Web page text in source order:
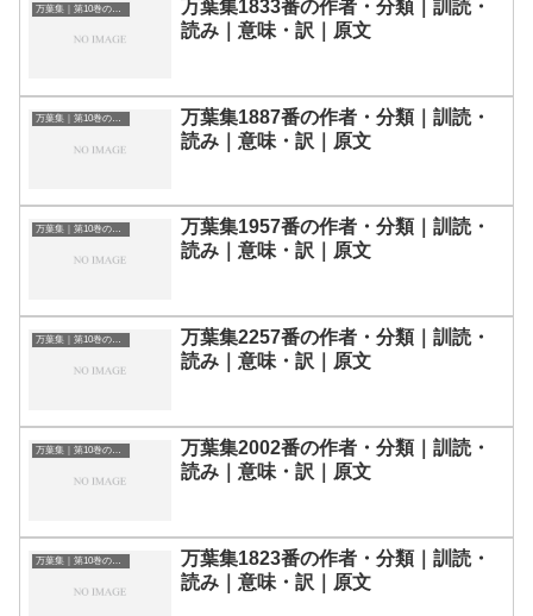
万葉集｜第10巻の和歌一覧
万葉集1833番の作者・分類｜訓読・
読み｜意味・訳｜原文
万葉集｜第10巻の和歌一覧
万葉集1887番の作者・分類｜訓読・
読み｜意味・訳｜原文
万葉集｜第10巻の和歌一覧
万葉集1957番の作者・分類｜訓読・
読み｜意味・訳｜原文
万葉集｜第10巻の和歌一覧
万葉集2257番の作者・分類｜訓読・
読み｜意味・訳｜原文
万葉集｜第10巻の和歌一覧
万葉集2002番の作者・分類｜訓読・
読み｜意味・訳｜原文
万葉集｜第10巻の和歌一覧
万葉集1823番の作者・分類｜訓読・
読み｜意味・訳｜原文